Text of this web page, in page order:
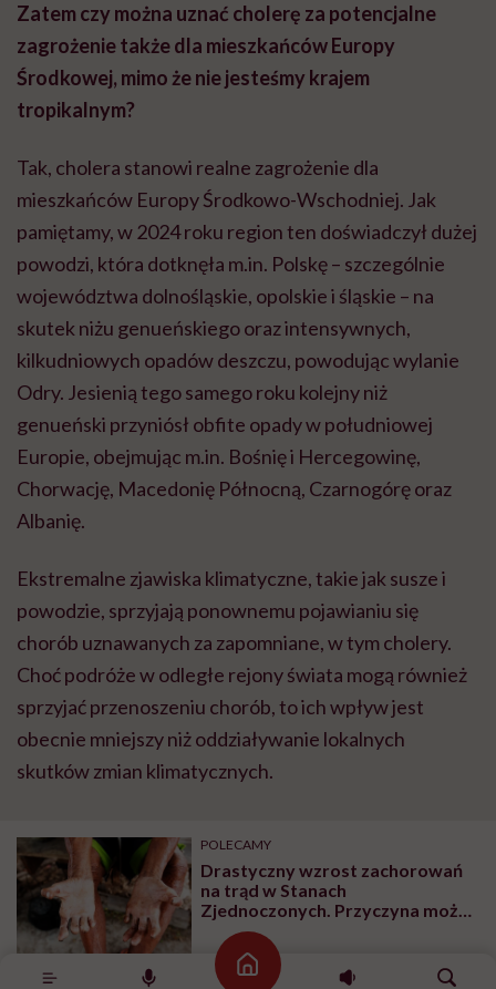
Strona główna
Zatem czy można uznać cholerę za potencjalne
zagrożenie także dla mieszkańców Europy
Środkowej, mimo że nie jesteśmy krajem
tropikalnym?
Tak, cholera stanowi realne zagrożenie dla
mieszkańców Europy Środkowo-Wschodniej. Jak
pamiętamy, w 2024 roku region ten doświadczył dużej
powodzi, która dotknęła m.in. Polskę – szczególnie
województwa dolnośląskie, opolskie i śląskie – na
skutek niżu genueńskiego oraz intensywnych,
kilkudniowych opadów deszczu, powodując wylanie
Odry. Jesienią tego samego roku kolejny niż
genueński przyniósł obfite opady w południowej
Europie, obejmując m.in. Bośnię i Hercegowinę,
Chorwację, Macedonię Północną, Czarnogórę oraz
Albanię.
Ekstremalne zjawiska klimatyczne, takie jak susze i
powodzie, sprzyjają ponownemu pojawianiu się
chorób uznawanych za zapomniane, w tym cholery.
Choć podróże w odległe rejony świata mogą również
sprzyjać przenoszeniu chorób, to ich wpływ jest
obecnie mniejszy niż oddziaływanie lokalnych
skutków zmian klimatycznych.
POLECAMY
Drastyczny wzrost zachorowań
na trąd w Stanach
Zjednoczonych. Przyczyna może
leżeć w genach